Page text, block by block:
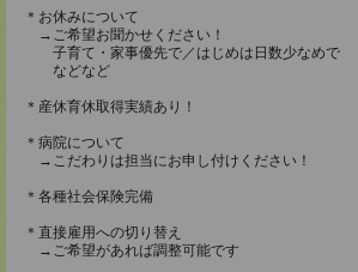
＊お休みについて
→ご希望お聞かせください！
子育て・家事優先で／はじめは日数少なめで
などなど
＊産休育休取得実績あり！
＊病院について
→こだわりは担当にお申し付けください！
＊各種社会保険完備
＊直接雇用への切り替え
→ご希望があれば調整可能です